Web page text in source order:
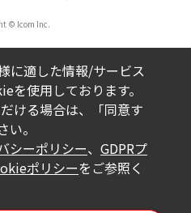
© Icom Inc.
に適した情報/サービス
を使用しております。
ける場合は、「同意す
。
シーポリシー、 GDPRプ
ポリシーをご参照く